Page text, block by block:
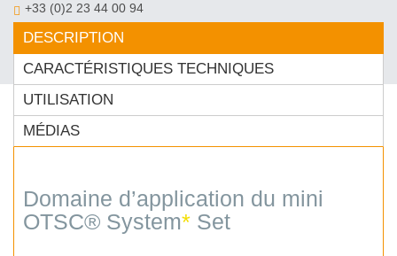
+33 (0)2 23 44 00 94
contact@ovesco.fr
DESCRIPTION
CARACTÉRISTIQUES TECHNIQUES
UTILISATION
MÉDIAS
Domaine d’application du mini
OTSC® System* Set